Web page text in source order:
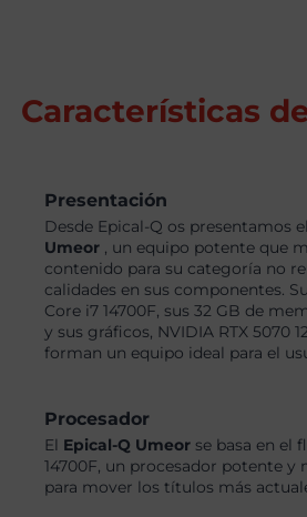
Características
Presentación
Desde Epical-Q os presentamos
Umeor , un equipo potente que
contenido para su categoría no
calidades en sus componentes.
Core i7 14700F, sus 32 GB de
y sus gráficos, NVIDIA RTX 5070
forman un equipo ideal para el
Procesador
El Epical-Q Umeor se basa en el
14700F, un procesador potente y
para mover los títulos más